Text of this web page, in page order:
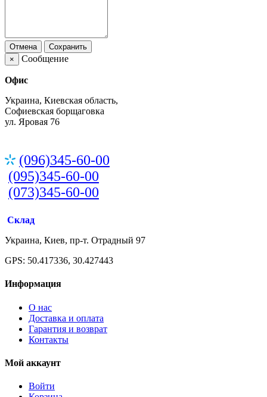
Отмена
Сохранить
×
Сообщение
Офис
Украина, Киевская область,
Софиевская борщаговка
ул. Яровая 76
(096)345-60-00
(095)345-60-00
(073)345-60-00
Склад
Украина, Киев, пр-т. Отрадный 97
GPS: 50.417336, 30.427443
Информация
О нас
Доставка и оплата
Гарантия и возврат
Контакты
Мой аккаунт
Войти